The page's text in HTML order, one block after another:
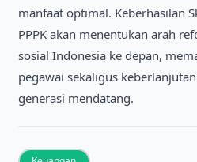
manfaat optimal. Keberhasilan
PPPK akan menentukan arah
sosial Indonesia ke depan,
pegawai sekaligus
generasi mendatang.